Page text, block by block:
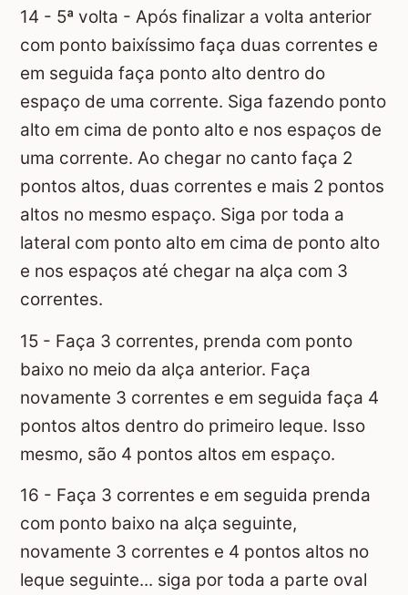
14 - 5ª volta - Após finalizar a volta anterior
com ponto baixíssimo faça duas correntes e
em seguida faça ponto alto dentro do
espaço de uma corrente. Siga fazendo ponto
alto em cima de ponto alto e nos espaços de
uma corrente. Ao chegar no canto faça 2
pontos altos, duas correntes e mais 2 pontos
altos no mesmo espaço. Siga por toda a
lateral com ponto alto em cima de ponto alto
e nos espaços até chegar na alça com 3
correntes.
15 - Faça 3 correntes, prenda com ponto
baixo no meio da alça anterior. Faça
novamente 3 correntes e em seguida faça 4
pontos altos dentro do primeiro leque. Isso
mesmo, são 4 pontos altos em espaço.
16 - Faça 3 correntes e em seguida prenda
com ponto baixo na alça seguinte,
novamente 3 correntes e 4 pontos altos no
leque seguinte... siga por toda a parte oval